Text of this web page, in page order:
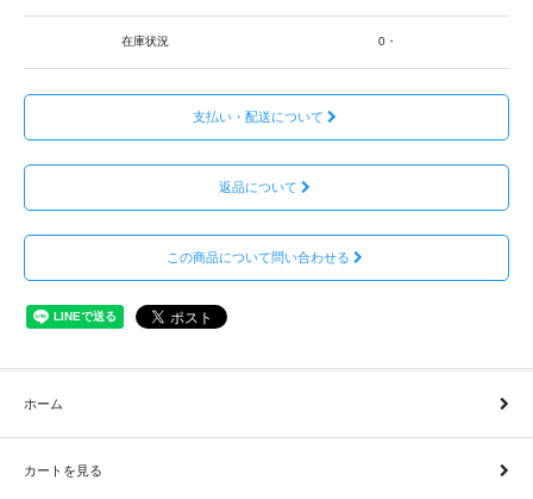
在庫状況 0・
支払い・配送について
返品について
この商品について問い合わせる
ホーム
カートを見る